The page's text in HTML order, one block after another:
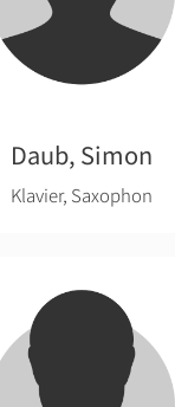
Daub, Simon
Klavier, Saxophon